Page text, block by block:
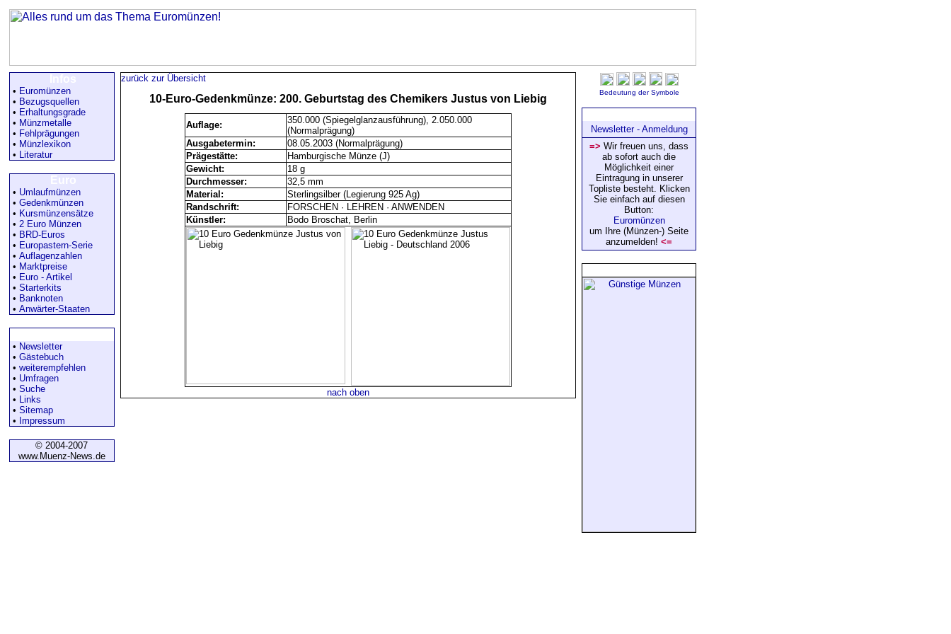
• Euromünzen
• Bezugsquellen
• Erhaltungsgrade
• Münzmetalle
• Fehlprägungen
• Münzlexikon
• Literatur
• Umlaufmünzen
• Gedenkmünzen
• Kursmünzensätze
• 2 Euro Münzen
• BRD-Euros
• Europastern-Serie
• Auflagenzahlen
• Marktpreise
• Euro - Artikel
• Starterkits
• Banknoten
• Anwärter-Staaten
• Newsletter
• Gästebuch
• weiterempfehlen
• Umfragen
• Suche
• Links
• Sitemap
• Impressum
© 2004-2007
www.Muenz-News.de
zurück zur Übersicht
10-Euro-Gedenkmünze: 200. Geburtstag des Chemikers Justus von Liebig
Auflage:
350.000 (Spiegelglanzausführung), 2.050.000
(Normalprägung)
Ausgabetermin:
08.05.2003 (Normalprägung)
Prägestätte:
Hamburgische Münze (J)
Gewicht:
18 g
Durchmesser:
32,5 mm
Material:
Sterlingsilber (Legierung 925 Ag)
Randschrift:
FORSCHEN · LEHREN · ANWENDEN
Künstler:
Bodo Broschat, Berlin
nach oben
Bedeutung der Symbole
Newsletter - Anmeldung
=> Wir freuen uns, dass
ab sofort auch die
Möglichkeit einer
Eintragung in unserer
Topliste besteht. Klicken
Sie einfach auf diesen
Button:
um Ihre (Münzen-) Seite
anzumelden! <=